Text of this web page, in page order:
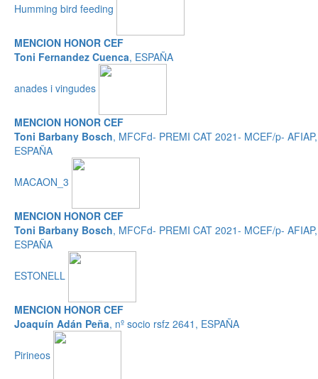
Humming bird feeding
MENCION HONOR CEF
Toni Fernandez Cuenca, ESPAÑA
anades i vingudes
MENCION HONOR CEF
Toni Barbany Bosch, MFCFd- PREMI CAT 2021- MCEF/p- AFIAP,
ESPAÑA
MACAON_3
MENCION HONOR CEF
Toni Barbany Bosch, MFCFd- PREMI CAT 2021- MCEF/p- AFIAP,
ESPAÑA
ESTONELL
MENCION HONOR CEF
Joaquín Adán Peña, nº socio rsfz 2641, ESPAÑA
Pirineos